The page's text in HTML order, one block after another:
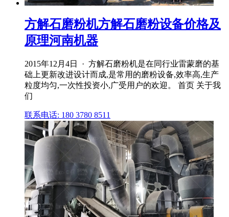
方解石磨粉机方解石磨粉设备价格及
原理河南机器
2015年12月4日 · 方解石磨粉机是在同行业雷蒙磨的基
础上更新改进设计而成,是常用的磨粉设备,效率高,生产
粒度均匀,一次性投资小,广受用户的欢迎。 首页 关于我
们
联系电话: 180 3780 8511